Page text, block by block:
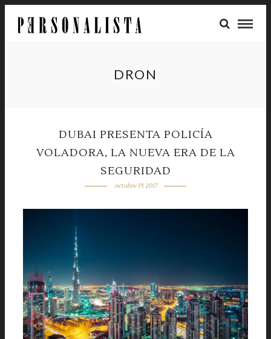
DRON
DUBAI PRESENTA POLICÍA
VOLADORA, LA NUEVA ERA DE LA
SEGURIDAD
octubre 19, 2017